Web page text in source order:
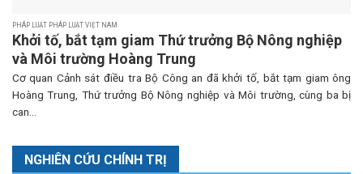
PHÁP LUẬT PHÁP LUẬT VIỆT NAM
Khởi tố, bắt tạm giam Thứ trưởng Bộ Nông nghiệp
và Môi trường Hoàng Trung
Cơ quan Cảnh sát điều tra Bộ Công an đã khởi tố, bắt tạm giam ông
Hoàng Trung, Thứ trưởng Bộ Nông nghiệp và Môi trường, cùng ba bị
can...
NGHIÊN CỨU CHÍNH TRỊ